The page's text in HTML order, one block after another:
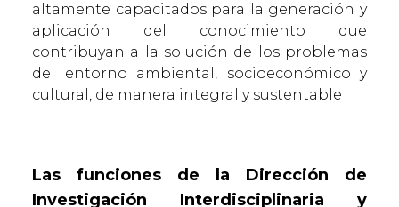
altamente capacitados para la generación y
aplicación del conocimiento que
contribuyan a la solución de los problemas
del entorno ambiental, socioeconómico y
cultural, de manera integral y sustentable
Las funciones de la Dirección de
Investigación Interdisciplinaria y